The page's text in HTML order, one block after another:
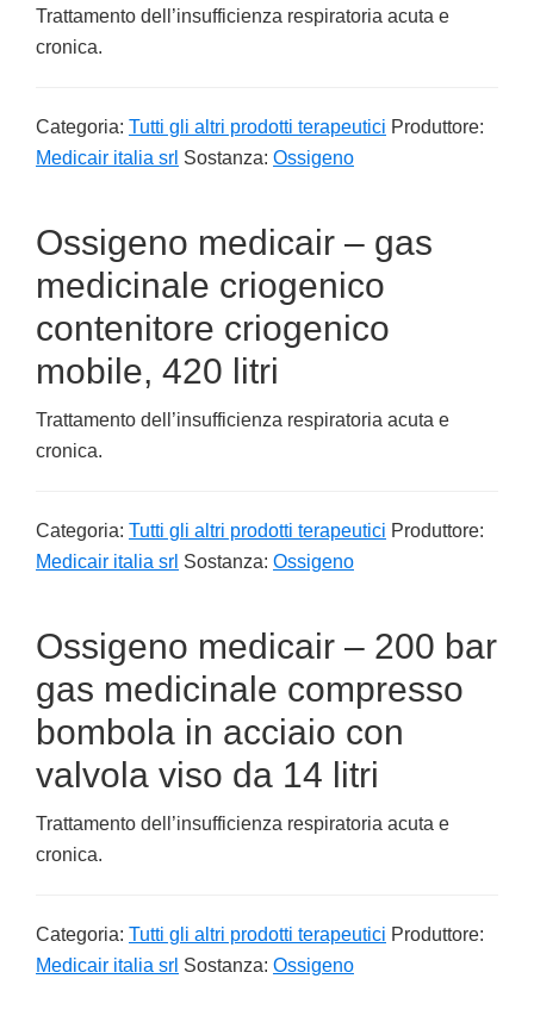
Trattamento dell’insufficienza respiratoria acuta e
cronica.
Categoria: Tutti gli altri prodotti terapeutici Produttore:
Medicair italia srl Sostanza: Ossigeno
Ossigeno medicair – gas
medicinale criogenico
contenitore criogenico
mobile, 420 litri
Trattamento dell’insufficienza respiratoria acuta e
cronica.
Categoria: Tutti gli altri prodotti terapeutici Produttore:
Medicair italia srl Sostanza: Ossigeno
Ossigeno medicair – 200 bar
gas medicinale compresso
bombola in acciaio con
valvola viso da 14 litri
Trattamento dell’insufficienza respiratoria acuta e
cronica.
Categoria: Tutti gli altri prodotti terapeutici Produttore:
Medicair italia srl Sostanza: Ossigeno